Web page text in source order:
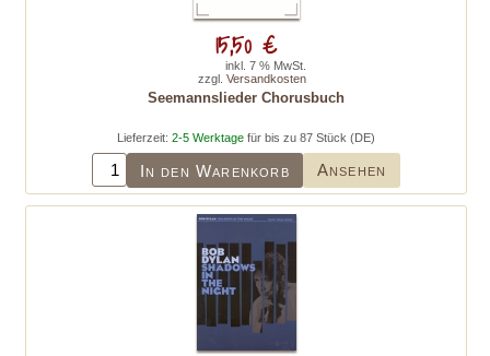
Seemannslieder Chorusbuch
Lieferzeit: 2-5 Werktagefür bis zu 87 Stück (DE)
In den Warenkorb Ansehen
15,50 €
inkl. 7 % MwSt.
zzgl. Versandkosten